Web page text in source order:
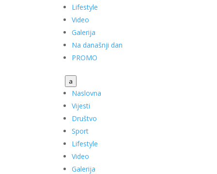
Lifestyle
Video
Galerija
Na današnji dan
PROMO
a
Naslovna
Vijesti
Društvo
Sport
Lifestyle
Video
Galerija